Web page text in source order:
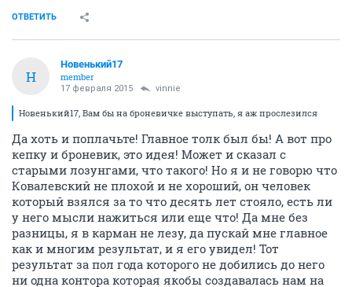
ОТВЕТИТЬ
Н
Новенький17
member
17 февраля 2015 vinnie
Новенький17, Вам бы на броневичке выступать, я аж прослезился
Да хоть и поплачьте! Главное толк был бы! А вот про
кепку и броневик, это идея! Может и сказал с
старыми лозунгами, что такого! Но я и не говорю что
Ковалевский не плохой и не хороший, он человек
который взялся за то что десять лет стояло, есть ли
у него мысли нажиться или еще что! Да мне без
разницы, я в карман не лезу, да пускай мне главное
как и многим результат, и я его увидел! Тот
результат за пол года которого не добились до него
ни одна контора которая якобы создавалась нам на